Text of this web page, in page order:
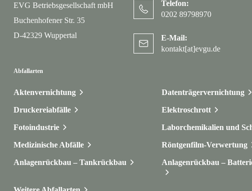
EVG Betriebsgesellschaft mbH
Buchenhofener Str. 35
D-42329 Wuppertal
Telefon:
0202 89798970
E-Mail:
kontakt[at]evgu.de
Abfallarten
Aktenvernichtung Datenträgervernichtung
Druckereiabfälle Elektroschrott
Fotoindustrie Laborchemikalien und
Medizinische Abfälle Röntgenfilm-Verwertung
Anlagenrückbau – Tankrückbau Anlagenrückbau –